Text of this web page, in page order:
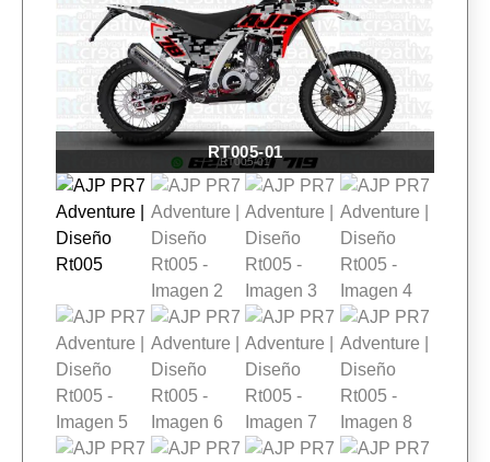
RT005-01
RT005-01